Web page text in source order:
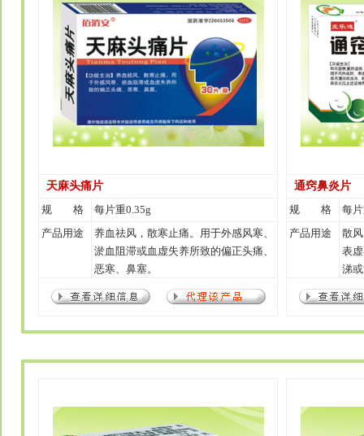
天麻头痛片
规 格
每片重0.35g
产品用途
养血祛风，散寒止痛。用于外感风寒、
淤血阻滞或血虚失养所致的偏正头痛、
恶寒、鼻塞。
通窍鼻炎片
规 格
每
产品用途
散
表
涕
性